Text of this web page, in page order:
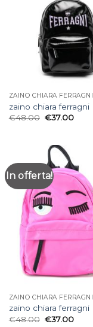
ZAINO CHIARA FERRAGNI
zaino chiara ferragni
€48.00 €37.00
In offerta!
ZAINO CHIARA FERRAGNI
zaino chiara ferragni
€48.00 €37.00